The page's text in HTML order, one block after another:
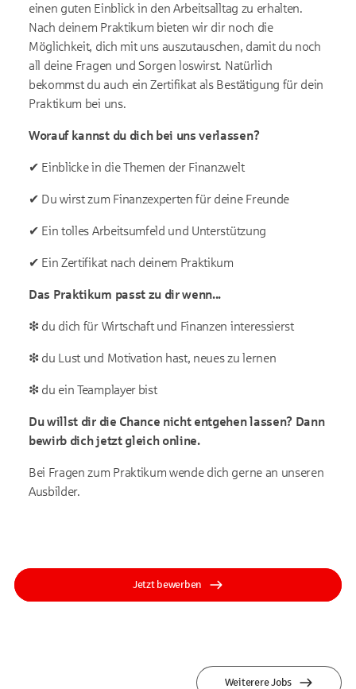
einen guten Einblick in den Arbeitsalltag zu erhalten.
Nach deinem Praktikum bieten wir dir noch die
Möglichkeit, dich mit uns auszutauschen, damit du noch
all deine Fragen und Sorgen loswirst. Natürlich
bekommst du auch ein Zertifikat als Bestätigung für dein
Praktikum bei uns.
Worauf kannst du dich bei uns verlassen?
✔ Einblicke in die Themen der Finanzwelt
✔ Du wirst zum Finanzexperten für deine Freunde
✔ Ein tolles Arbeitsumfeld und Unterstützung
✔ Ein Zertifikat nach deinem Praktikum
Das Praktikum passt zu dir wenn...
❇ du dich für Wirtschaft und Finanzen interessierst
❇ du Lust und Motivation hast, neues zu lernen
❇ du ein Teamplayer bist
Du willst dir die Chance nicht entgehen lassen? Dann
bewirb dich jetzt gleich online.
Bei Fragen zum Praktikum wende dich gerne an unseren
Ausbilder.
Jetzt bewerben
Weiterere Jobs